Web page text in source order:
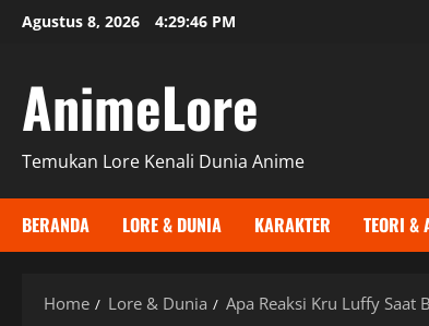
SkipAgustus 8, 2026 4:29:47 PM
AnimeLore
Temukan Lore Kenali Dunia Anime
BERANDA LORE & DUNIA KARAKTER TEORI &
Home Lore & Dunia Apa Reaksi Kru Luffy Saat